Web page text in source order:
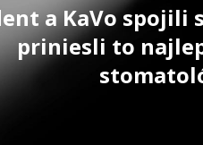
a KaVo spojili
priniesli to